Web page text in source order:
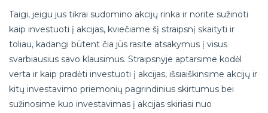
Taigi, jeigu jus tikrai sudomino akcijų rinka ir norite sužinoti
kaip investuoti į akcijas, kviečiame šį straipsnį skaityti ir
toliau, kadangi būtent čia jūs rasite atsakymus į visus
svarbiausius savo klausimus. Straipsnyje aptarsime kodėl
verta ir kaip pradėti investuoti į akcijas, išsiaiškinsime akcijų ir
kitų investavimo priemonių pagrindinius skirtumus bei
sužinosime kuo investavimas į akcijas skiriasi nuo